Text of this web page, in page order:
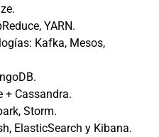
YARN.
Kafka, Mesos,
+ Cassandra.
Storm.
ElasticSearch y Kibana.